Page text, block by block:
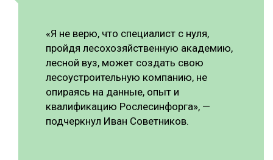
«Я не верю, что специалист с нуля,
пройдя лесохозяйственную академию,
лесной вуз, может создать свою
лесоустроительную компанию, не
опираясь на данные, опыт и
квалификацию Рослесинфорга», —
подчеркнул Иван Советников.